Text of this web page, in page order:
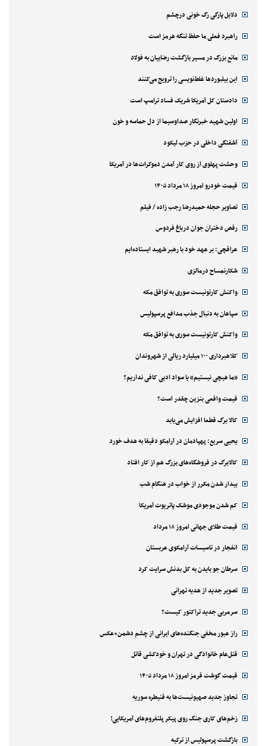
دلایل پارگی رگ خونی درچشم
راهبرد فعلی ما حفظ تنگه هرمز است
مانع بزرگ در مسیر بازگشت رضاییان به فولاد
این بیلبوردها غلط‌نویسی را ترویج می‌کنند
دادستان کل آمریکا شریک فساد ترامپ است
اولین شهید خبرنگار صداوسیما از دل حماسه و خون
آشفتگی داخلی در حزب لیکود
وحشت پهلوی از روی کار آمدن دموکرات‌ها در آمریکا
قیمت خودرو امروز ۱۸ مرداد ۱۴۰۵
تصاویر حجله حمیدرضا رجب زاده / فیلم
رقص دختران جوان درباغ فردوس
عراقچی: بر عهد خود با رهبر شهید ایستاده‌ایم
شکارنمساح درمالزی
واکنش کارتونیست سوری به توافق مکه
سپاهان به دنبال جذب مدافع پرسپولیس
واکنش کارتونیست سوری به توافق مکه
کلاهبرداری ۱۰۰ میلیارد ریالی از شهروندان
«ما هیچی نیستیم» یا سواد ادبی کافی نداریم؟
قیمت واقعی بنزین چقدر است؟
کالا برگ قطعا افزایش می‌یابد
یحیی سریع: پهپادمان در آرامکو دقیقا به هدف خورد
کالابرگ در فروشگاه‌های بزرگ هم از کار افتاد
بیدار شدن مکرر از خواب در هنگام شب
کم شدن موجودی موشک پاتریوت آمریکا
قیمت طلای جهانی امروز ۱۸ مرداد
انفجار در تاسیسات آرامکوی عربستان
سرطان جو بایدن به کل بدنش سرایت کرد
تصویر جدید از هدیه تهرانی
سرمربی جدید تراکتور کیست؟
راز عبور مخفی جنگنده‌های ایرانی از چشم دشمن+عکس
قتل‌‌عام خانوادگی در تهران و خودکشی قاتل
قیمت گوشت قرمز امروز ۱۸ مرداد ۱۴۰۵
تجاوز جدید صهیونیست‌ها به قنیطره سوریه
زخم‌های کاری جنگ روی پیکر پلتفروم‌های آمریکایی!
بازگشت پرسپولیس از ترکیه